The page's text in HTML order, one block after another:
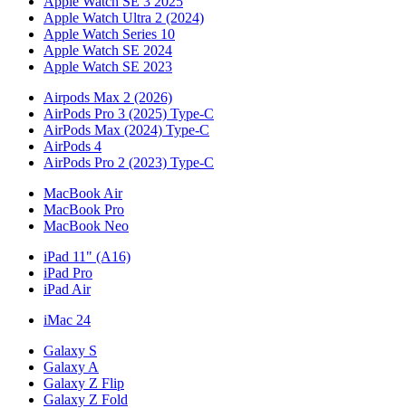
Apple Watch Ultra 2 (2024)
Apple Watch Series 10
Apple Watch SE 2024
Apple Watch SE 2023
Airpods Max 2 (2026)
AirPods Pro 3 (2025) Type-C
AirPods Max (2024) Type-C
AirPods 4
AirPods Pro 2 (2023) Type-C
MacBook Air
MacBook Pro
MacBook Neo
iPad 11" (A16)
iPad Pro
iPad Air
iMac 24
Galaxy S
Galaxy A
Galaxy Z Flip
Galaxy Z Fold